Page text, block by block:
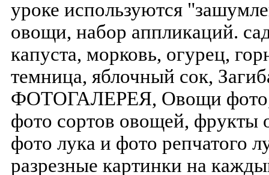
уроке используются
овощи, набор аппликаций.
капуста, морковь, огурец,
темница, яблочный сок,
ФОТОГАЛЕРЕЯ, Овощи фото,
фото сортов овощей, фрукты
фото лука и фото репчатого
разрезные картинки на